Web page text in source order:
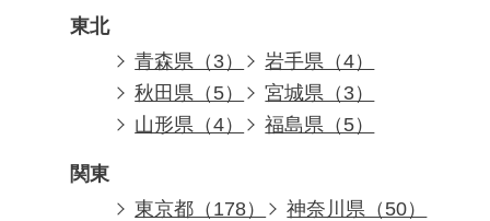
東北
青森県（3）
岩手県（4）
秋田県（5）
宮城県（3）
山形県（4）
福島県（5）
関東
東京都（178）
神奈川県（50）